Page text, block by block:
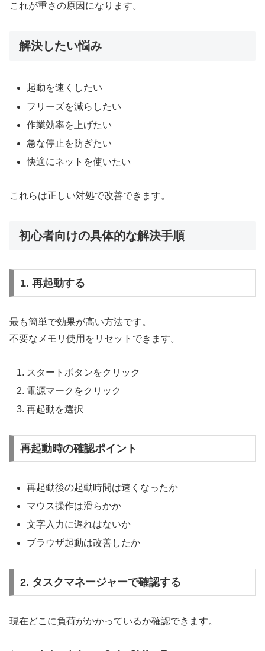
これが重さの原因になります。
解決したい悩み
起動を速くしたい
フリーズを減らしたい
作業効率を上げたい
急な停止を防ぎたい
快適にネットを使いたい
これらは正しい対処で改善できます。
初心者向けの具体的な解決手順
1. 再起動する
最も簡単で効果が高い方法です。
不要なメモリ使用をリセットできます。
スタートボタンをクリック
電源マークをクリック
再起動を選択
再起動時の確認ポイント
再起動後の起動時間は速くなったか
マウス操作は滑らかか
文字入力に遅れはないか
ブラウザ起動は改善したか
2. タスクマネージャーで確認する
現在どこに負荷がかかっているか確認できます。